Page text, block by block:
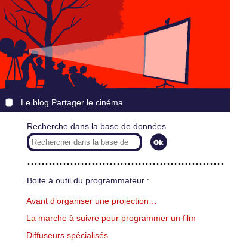
Le blog Partager le cinéma
Recherche dans la base de données
Boite à outil du programmateur :
Avant d’organiser une projection…
La marche à suivre pour programmer un film
Diffuseurs spécialisés